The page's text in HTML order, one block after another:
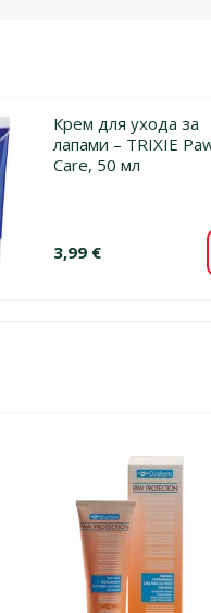
Крем для ухода за
лапами – TRIXIE
Care, 50 мл
3,99 €